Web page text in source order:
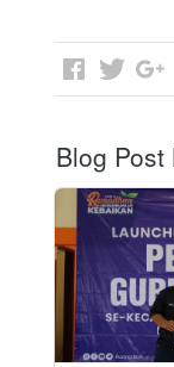
Blog